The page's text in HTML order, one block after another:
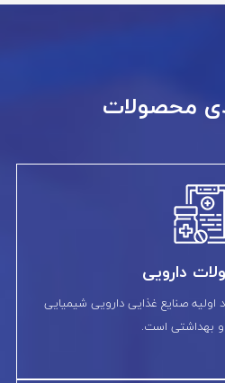
محصولات
دارویی
اولیه صنایع غذایی دارویی شیمیایی
بهداشتی است.